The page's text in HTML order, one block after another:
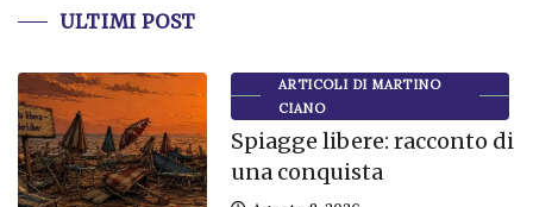
ULTIMI POST
ARTICOLI DI MARTINO
CIANO
Spiagge libere: racconto di
una conquista